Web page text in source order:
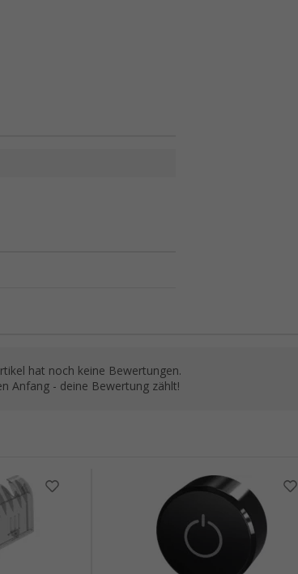
hat noch keine Bewertungen.
Anfang - deine Bewertung zählt!